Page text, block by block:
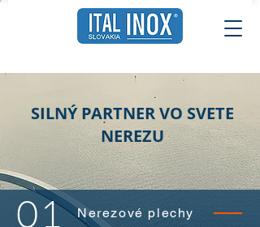
SILNÝ PARTNER VO SVETE
NEREZU
01 Nerezové plechy